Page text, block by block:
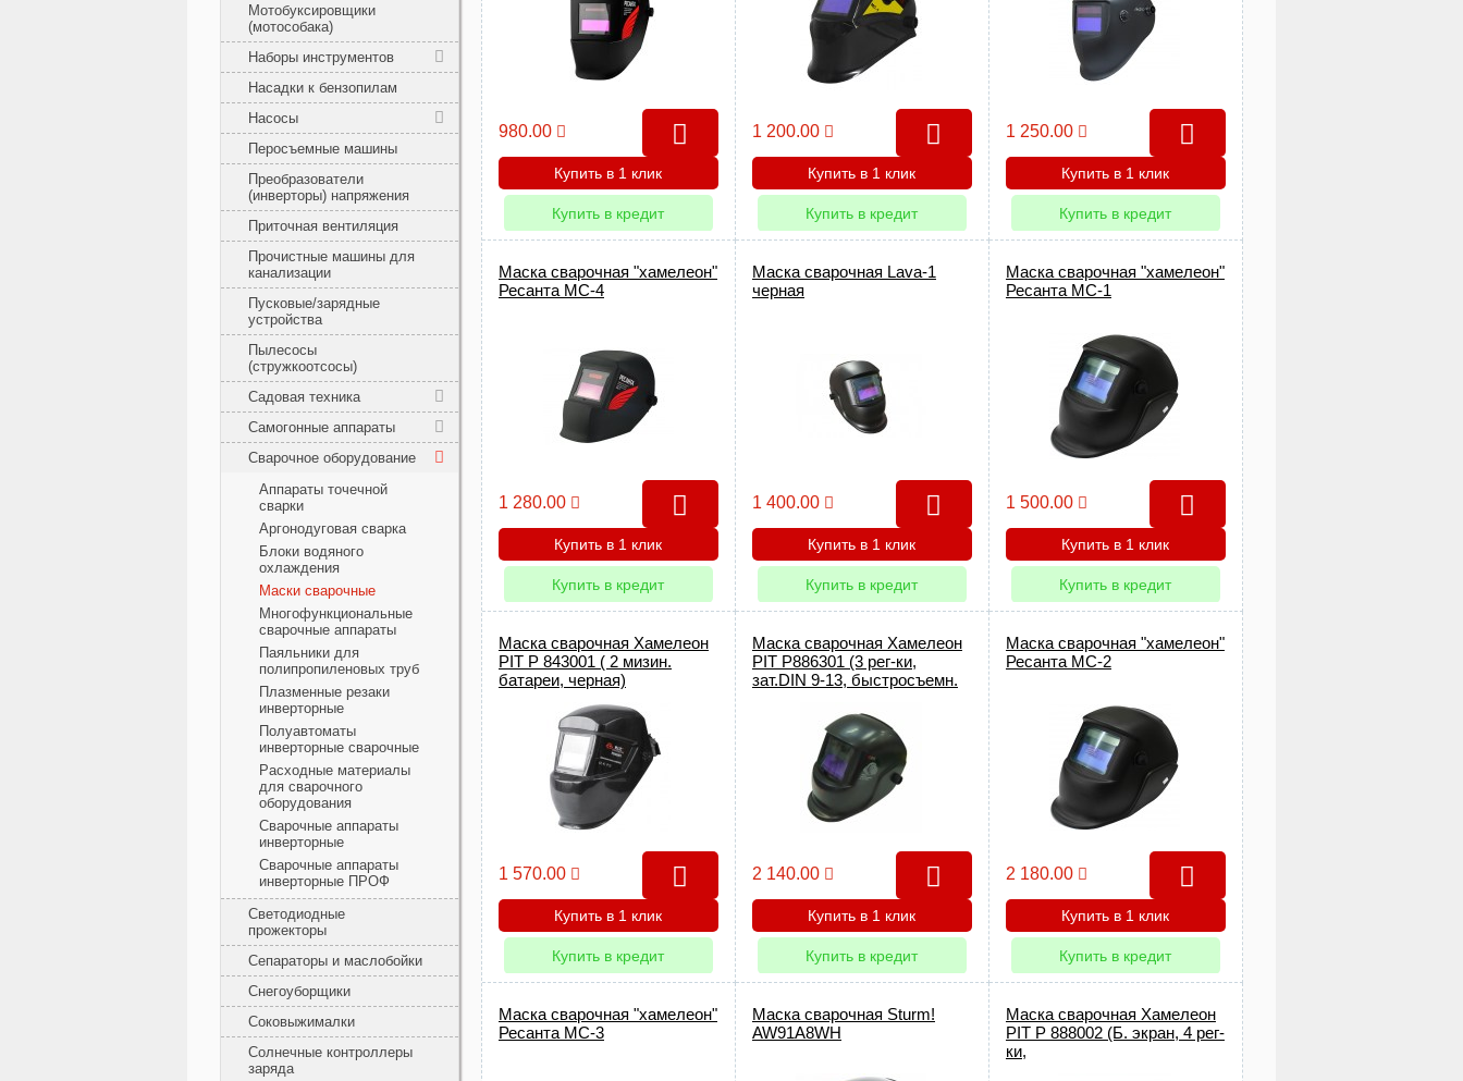
Мотобуксировщики
(мотособака)
Наборы инструментов
Насадки к бензопилам
Насосы
Перосъемные машины
Преобразователи
(инверторы) напряжения
Приточная вентиляция
Прочистные машины для
канализации
Пусковые/зарядные
устройства
Пылесосы
(стружкоотсосы)
Садовая техника
Самогонные аппараты
Сварочное оборудование
Аппараты точечной
сварки
Аргонодуговая сварка
Блоки водяного
охлаждения
Маски сварочные
Многофункциональные
сварочные аппараты
Паяльники для
полипропиленовых труб
Плазменные резаки
инверторные
Полуавтоматы
инверторные сварочные
Расходные материалы
для сварочного
оборудования
Сварочные аппараты
инверторные
Сварочные аппараты
инверторные ПРОФ
Светодиодные
прожекторы
Сепараторы и маслобойки
Снегоуборщики
Соковыжималки
Солнечные контроллеры
заряда
980.00
Купить в 1 клик
Купить в кредит
1 200.00
Купить в 1 клик
Купить в кредит
1 250.00
Купить в 1 клик
Купить в кредит
Маска сварочная "хамелеон"
Ресанта МС-4
1 280.00
Купить в 1 клик
Купить в кредит
Маска сварочная Lava-1
черная
1 400.00
Купить в 1 клик
Купить в кредит
Маска сварочная "хамелеон"
Ресанта МС-1
1 500.00
Купить в 1 клик
Купить в кредит
Маска сварочная Хамелеон
PIT Р 843001 ( 2 мизин.
батареи, черная)
1 570.00
Купить в 1 клик
Купить в кредит
Маска сварочная Хамелеон
PIT Р886301 (3 рег-ки,
зат.DIN 9-13, быстросъемн.
2 140.00
Купить в 1 клик
Купить в кредит
Маска сварочная "хамелеон"
Ресанта МС-2
2 180.00
Купить в 1 клик
Купить в кредит
Маска сварочная "хамелеон"
Ресанта МС-3
Маска сварочная Sturm!
AW91A8WH
Маска сварочная Хамелеон
PIT Р 888002 (Б. экран, 4 рег-
ки,